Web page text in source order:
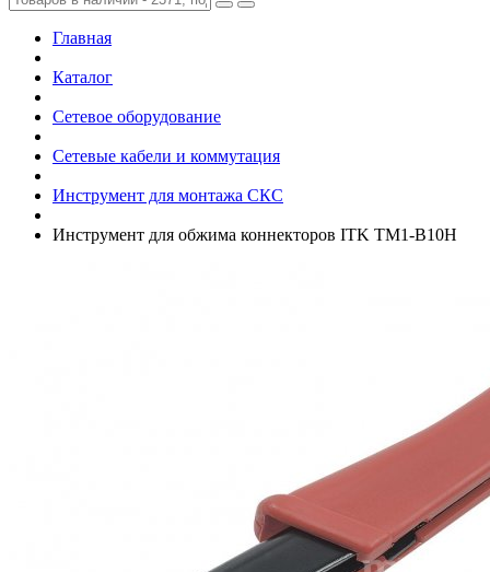
Главная
Каталог
Сетевое оборудование
Сетевые кабели и коммутация
Инструмент для монтажа СКС
Инструмент для обжима коннекторов ITK TM1-B10H